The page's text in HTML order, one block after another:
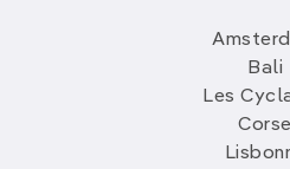
Bali
Les
Corse